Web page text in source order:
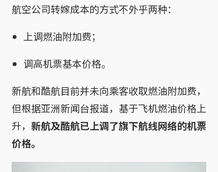
航空公司转嫁成本的方式不外乎两种：
上调燃油附加费；
调高机票基本价格。
新航和酷航目前并未向乘客收取燃油附加费，
但根据亚洲新闻台报道，基于飞机燃油价格上
升， 新航及酷航已上调了旗下航线网络的机票
价格。